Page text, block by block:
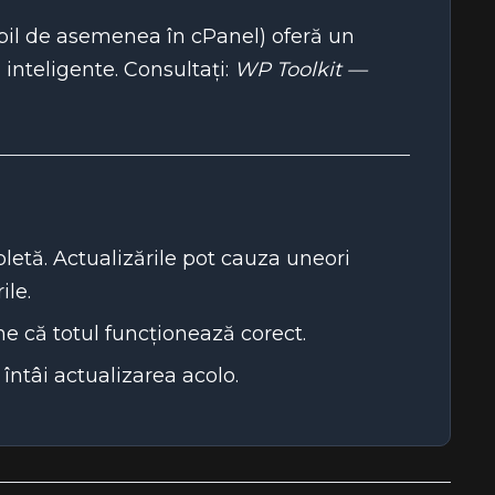
de asemenea în cPanel) oferă un
Consultați: WP Toolkit —
Actualizările pot cauza uneori
că totul funcționează corect.
actualizarea acolo.